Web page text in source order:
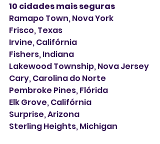
10 cidades mais seguras
Ramapo Town, Nova York
Frisco, Texas
Irvine, Califórnia
Fishers, Indiana
Lakewood Township, Nova Jersey
Cary, Carolina do Norte
Pembroke Pines, Flórida
Elk Grove, Califórnia
Surprise, Arizona
Sterling Heights, Michigan